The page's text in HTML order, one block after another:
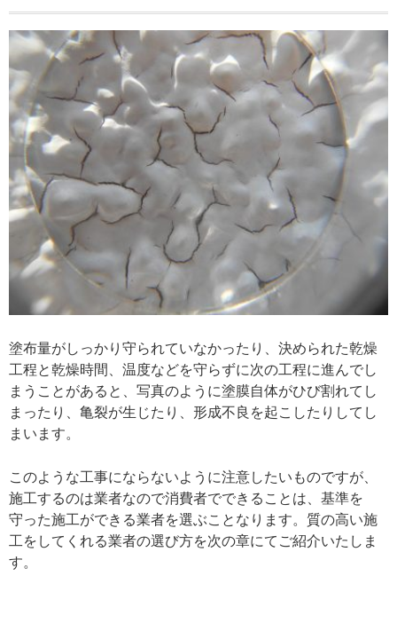
塗布量がしっかり守られていなかったり、決められた乾燥
工程と乾燥時間、温度などを守らずに次の工程に進んでし
まうことがあると、写真のように塗膜自体がひび割れてし
まったり、亀裂が生じたり、形成不良を起こしたりしてし
まいます。
このような工事にならないように注意したいものですが、
施工するのは業者なので消費者でできることは、基準を
守った施工ができる業者を選ぶことなります。質の高い施
工をしてくれる業者の選び方を次の章にてご紹介いたしま
す。